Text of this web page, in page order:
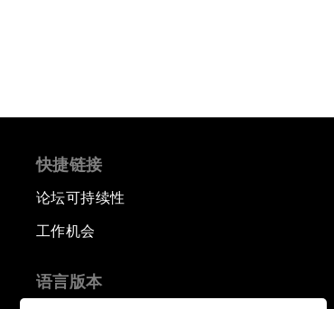
快捷链接
论坛可持续性
工作机会
语言版本